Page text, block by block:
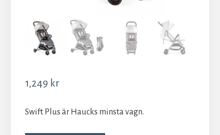
1,249 kr
Swift Plus är Haucks minsta vagn.